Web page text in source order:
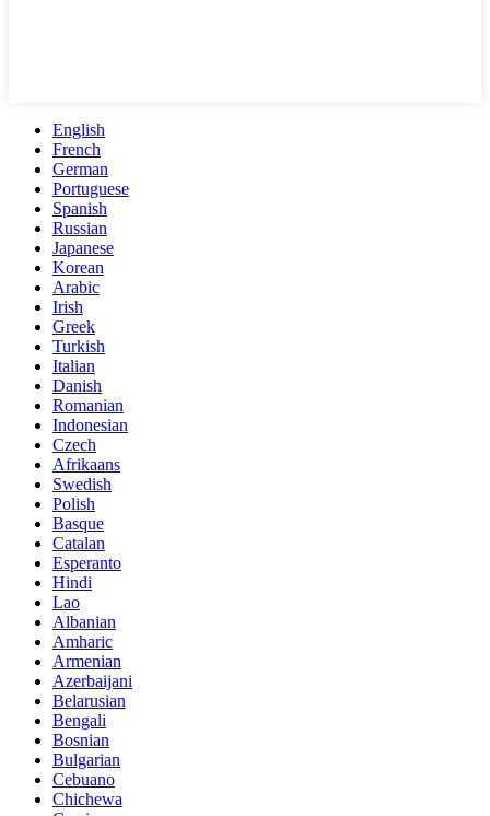
English
French
German
Portuguese
Spanish
Russian
Japanese
Korean
Arabic
Irish
Greek
Turkish
Italian
Danish
Romanian
Indonesian
Czech
Afrikaans
Swedish
Polish
Basque
Catalan
Esperanto
Hindi
Lao
Albanian
Amharic
Armenian
Azerbaijani
Belarusian
Bengali
Bosnian
Bulgarian
Cebuano
Chichewa